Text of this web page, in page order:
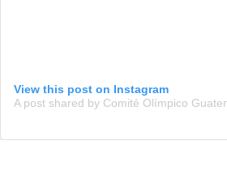
View this post on Instagram